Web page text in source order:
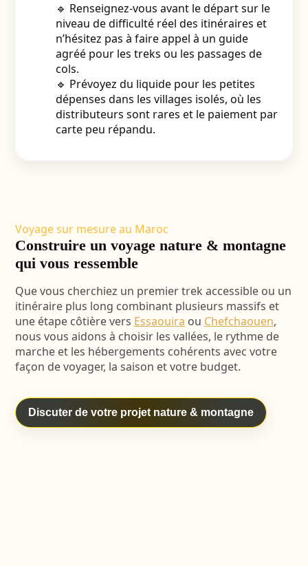
🔹 Renseignez-vous avant le départ sur le
niveau de difficulté réel des itinéraires et
n’hésitez pas à faire appel à un guide
agréé pour les treks ou les passages de
cols.
🔹 Prévoyez du liquide pour les petites
dépenses dans les villages isolés, où les
distributeurs sont rares et le paiement par
carte peu répandu.
Voyage sur mesure au Maroc
Construire un voyage nature & montagne
qui vous ressemble
Que vous cherchiez un premier trek accessible ou un
itinéraire plus long combinant plusieurs massifs et
une étape côtière vers Essaouira ou Chefchaouen,
nous vous aidons à choisir les vallées, le rythme de
marche et les hébergements cohérents avec votre
façon de voyager, la saison et votre budget.
Discuter de votre projet nature & montagne